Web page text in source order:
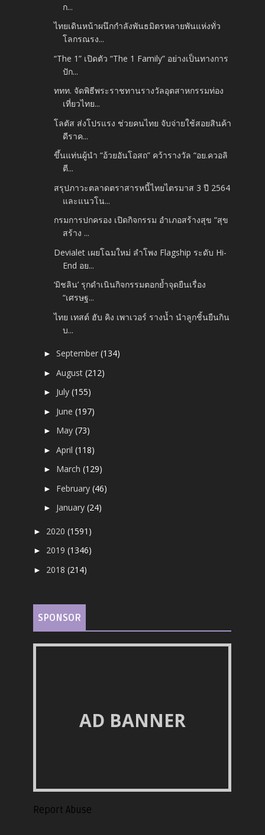
ก...
ไทยเดินหน้าผนึกกำลังพันธมิตรหลายพันแห่งทั่ว
โลกรณรง...
“The 1” เปิดตัว “The 1 Family” อย่างเป็นทางการ
ปัก...
ททท. จัดพิธีพระราชทานรางวัลอุตสาหกรรมท่อง
เที่ยวไทย...
โลตัส ส่งโปรแรง ช่วยคนไทย จับจ่ายใช้สอยสินค้า
ดีราค...
ขึ้นแท่นผู้นำ “อ้วยอันโอสถ” คว้ารางวัล “อย.ควอลิ
ตี...
สรุปภาวะตลาดตราสารหนี้ไทยไตรมาส 3 ปี 2564
และแนวโน...
กรมการปกครอง เปิดกิจกรรม อำเภอสร้างสุข “สุข
สร้าง ...
Devialet เผยโฉมใหม่ ลำโพง Flagship ระดับ Hi-
End อย...
‘มิชลิน’ รุกดำเนินกิจกรรมตอกย้ำจุดยืนเรื่อง
“เศรษฐ...
ไทย เทสต์ ฮับ คิง เพาเวอร์ รางน้ำ นำลูกชิ้นยืนกิน
บ...
►September(134)
►August(212)
► July(155)
► June(197)
► May(73)
►April(118)
► March(129)
► February(46)
► January(24)
► 2020(1591)
► 2019(1346)
► 2018(214)
SPONSOR
AD BANNER
Report Abuse